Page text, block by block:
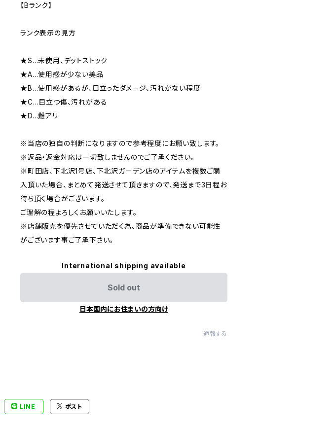
【Bランク】
ランク表示の見方
★S…未使用、デットストック
★A…使用感が少ない美品
★B…使用感があるが、目立ったダメージ、汚れがない程度
★C…目立つ傷、汚れがある
★D…難アリ
※当店の独自の判断になりますので参考程度にお願い致します。
※返品・返金対応は一切致しませんのでご了承ください。
※町田店、下北沢1号店、下北沢ガーデン店のアイテムを複数ご購
入頂いた場合、まとめて発送させて頂きますので、発送まで3日程お
待ち頂く場合がございます。
ご理解の程よろしくお願いいたします。
※店舗販売を優先させていただく為、商品が準備できない可能性
がございます事ご了承下さい。
International shipping available
Sold out
日本国内にお住まいの方向け
通報する
LINE ポスト